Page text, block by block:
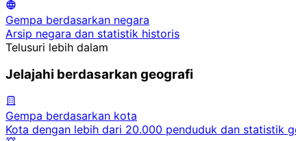
Gempa berdasarkan negara
Arsip negara dan statistik historis
Telusuri lebih dalam
Jelajahi berdasarkan geografi
Gempa berdasarkan kota
Kota dengan lebih dari 20.000 penduduk dan statistik